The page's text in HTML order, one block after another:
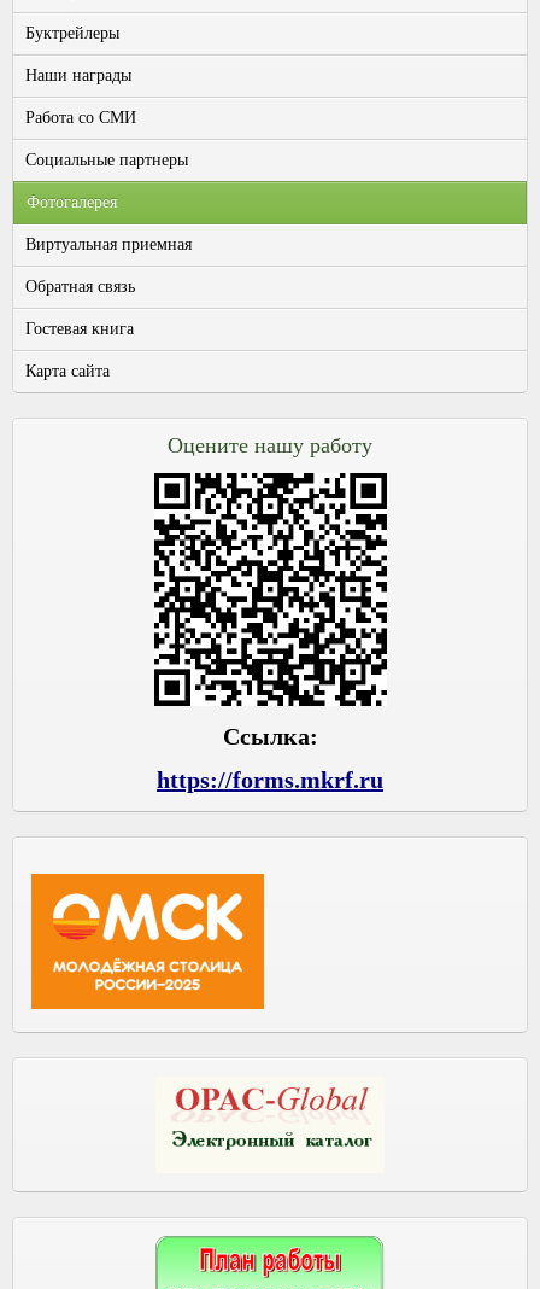
Буктрейлеры
Наши награды
Работа со СМИ
Социальные партнеры
Фотогалерея
Виртуальная приемная
Обратная связь
Гостевая книга
Карта сайта
Оцените нашу работу
Ссылка:
https://forms.mkrf.ru